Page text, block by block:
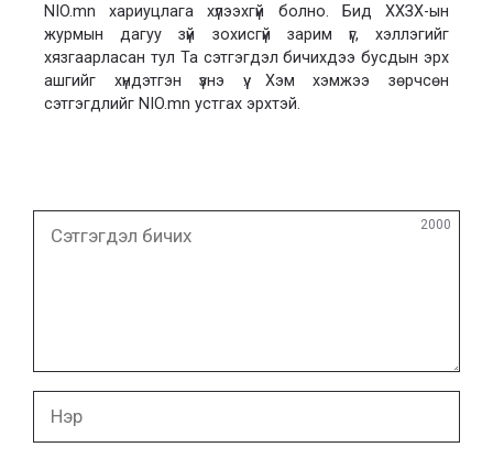
NIO.mn хариуцлага хүлээхгүй болно. Бид ХХЗХ-ын
журмын дагуу зүй зохисгүй зарим үг, хэллэгийг
хязгаарласан тул Та сэтгэгдэл бичихдээ бусдын эрх
ашгийг хүндэтгэн үзнэ үү. Хэм хэмжээ зөрчсөн
сэтгэгдлийг NIO.mn устгах эрхтэй.
2000